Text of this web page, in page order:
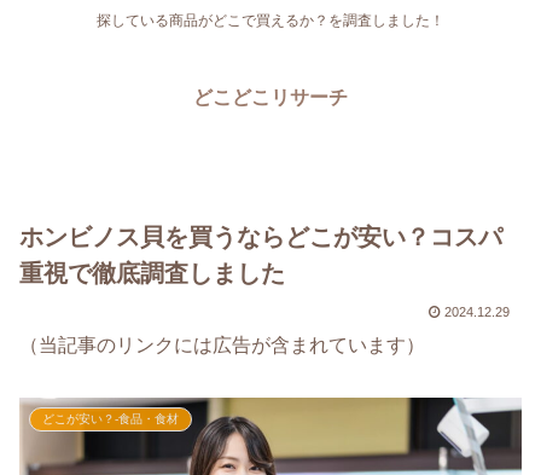
探している商品がどこで買えるか？を調査しました！
どこどこリサーチ
ホンビノス貝を買うならどこが安い？コスパ
重視で徹底調査しました
2024.12.29
（当記事のリンクには広告が含まれています）
どこが安い？-食品・食材